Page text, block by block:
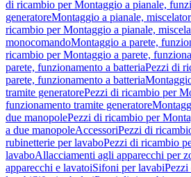
di ricambio per Montaggio a pianale,
generatoreMontaggio a pianale,
ricambio per Montaggio a pianale,
monocomandoMontaggio a parete,
ricambio per Montaggio a parete,
parete, funzionamento a batteriaPezzi di
parete, funzionamento a batteria
tramite generatorePezzi di ricambio per
funzionamento tramite generatore
due manopolePezzi di ricambio per
a due manopoleAccessoriPezzi di
rubinetterie per lavaboPezzi di ricambio
lavaboAllacciamenti agli apparecchi per
apparecchi e lavatoiSifoni per lavabi